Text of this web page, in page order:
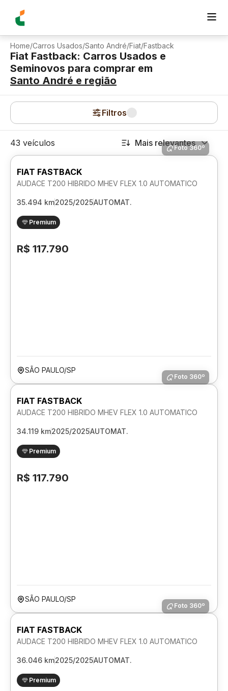
Home/Carros Usados/Santo André/Fiat/Fastback
Fiat Fastback: Carros Usados e
Seminovos para comprar em
Santo André e região
Filtros
43 veículos Mais relevantes
Foto 360º
FIAT FASTBACK
AUDACE T200 HIBRIDO MHEV FLEX 1.0 AUTOMATICO
35.494 km2025/2025AUTOMAT.
Premium
R$ 117.790
SÃO PAULO/SP
Foto 360º
FIAT FASTBACK
AUDACE T200 HIBRIDO MHEV FLEX 1.0 AUTOMATICO
34.119 km2025/2025AUTOMAT.
Premium
R$ 117.790
SÃO PAULO/SP
Foto 360º
FIAT FASTBACK
AUDACE T200 HIBRIDO MHEV FLEX 1.0 AUTOMATICO
36.046 km2025/2025AUTOMAT.
Premium